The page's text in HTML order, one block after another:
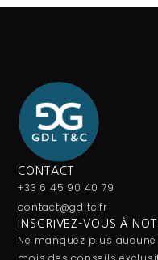
CONTACT
+33 6 45 90 40 79
contact@gdltc.fr
INSCRIVEZ-VOUS À
Ne manquez plus